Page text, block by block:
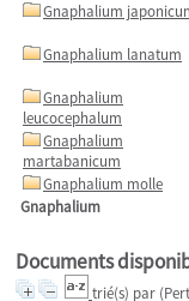
Gnaphalium
Gnaphalium lanatum
Gnaphalium
leucocephalum
Gnaphalium
martabanicum
Gnaphalium molle
Gnaphalium
Documents
trié(s) par